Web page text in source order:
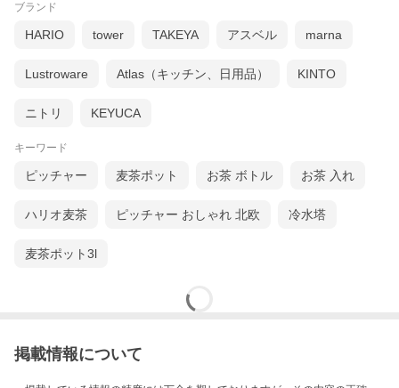
ブランド
HARIO tower TAKEYA アスベル marna
Lustroware Atlas（キッチン、日用品） KINTO
ニトリ KEYUCA
キーワード
ピッチャー 麦茶ポット お茶 ボトル お茶 入れ
ハリオ麦茶 ピッチャー おしゃれ 北欧 冷水塔
麦茶ポット3l
掲載情報について